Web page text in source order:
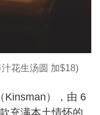
花生汤圆 加$18)
Kinsman），由 6
充满本土情怀的